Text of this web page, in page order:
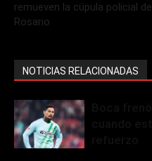
remueven la cúpula policial de
Rosario
NOTICIAS RELACIONADAS